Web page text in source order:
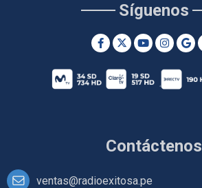
Contáctenos
ventas@radioexitosa.pe
Síguenos